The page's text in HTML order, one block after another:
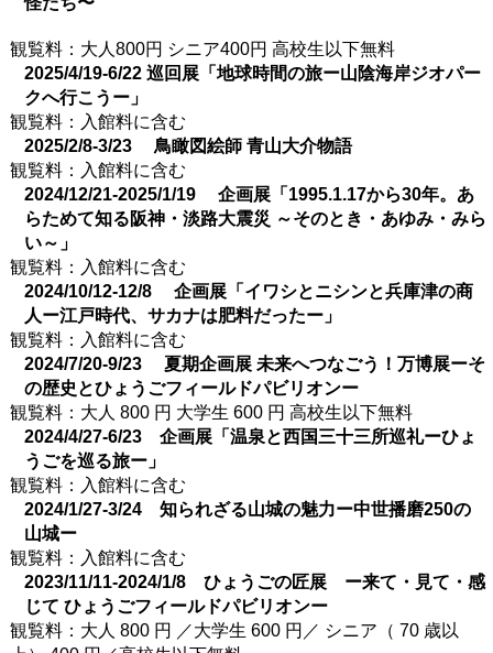
観覧料：大人800円 シニア400円 高校生以下無料
2025/4/19-6/22 巡回展「地球時間の旅ー山陰海岸ジオパー
クへ行こうー」
観覧料：入館料に含む
2025/2/8-3/23 鳥瞰図絵師 青山大介物語
観覧料：入館料に含む
2024/12/21-2025/1/19 企画展「1995.1.17から30年。あ
らためて知る阪神・淡路大震災 ～そのとき・あゆみ・みら
い～」
観覧料：入館料に含む
2024/10/12-12/8 企画展「イワシとニシンと兵庫津の商
人ー江戸時代、サカナは肥料だったー」
観覧料：入館料に含む
2024/7/20-9/23 夏期企画展 未来へつなごう！万博展ーそ
の歴史とひょうごフィールドパビリオンー
観覧料：大人 800 円 大学生 600 円 高校生以下無料
2024/4/27-6/23 企画展「温泉と西国三十三所巡礼ーひょ
うごを巡る旅ー」
観覧料：入館料に含む
2024/1/27-3/24 知られざる山城の魅力ー中世播磨250の
山城ー
観覧料：入館料に含む
2023/11/11-2024/1/8 ひょうごの匠展 ー来て・見て・感
じて ひょうごフィールドパビリオンー
観覧料：大人 800 円 ／大学生 600 円／ シニア（ 70 歳以